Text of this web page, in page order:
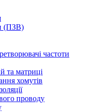
(ПЗВ)
частоти
та матриці
хомутів
проводу